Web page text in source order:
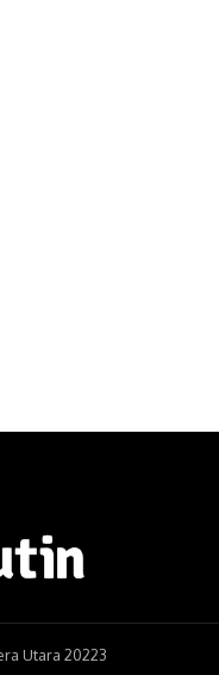
Utara 20223